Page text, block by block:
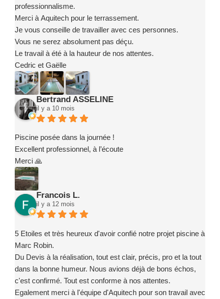
professionnalisme.
Merci à Aquitech pour le terrassement.
Je vous conseille de travailler avec ces personnes.
Vous ne serez absolument pas déçu.
Le travail à été à la hauteur de nos attentes.
Cedric et Gaëlle
Bertrand ASSELINE
il y a 10 mois
Piscine posée dans la journée !
Excellent professionnel, à l’écoute
Merci 🙏
Francois L.
il y a 12 mois
5 Etoiles et très heureux d'avoir confié notre projet piscine à
Marc Robin.
Du Devis à la réalisation, tout est clair, précis, pro et la tout
dans la bonne humeur. Nous avions déjà de bons échos,
c'est confirmé. Tout est conforme à nos attentes.
Egalement merci à l'équipe d'Aquitech pour son travail avec